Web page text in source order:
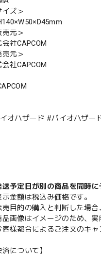
イズ＞
売元＞
社CAPCOM
売元＞
社CAPCOM
オハザード #バイオハザー
送予定日が別の商品を同時
示金額は税込み価格です。
売目的の購入と判断した場
品画像はイメージのため、
客様都合によるご注文のキ
済について】